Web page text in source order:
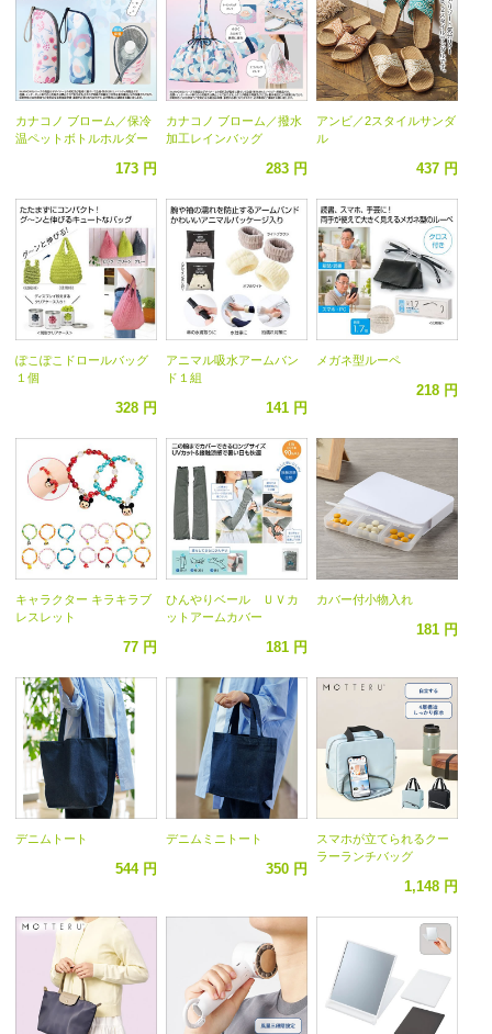
カナコノ ブローム／保冷
温ペットボトルホルダー
173 円
カナコノ ブローム／撥水
加工レインバッグ
283 円
アンビ／2スタイルサンダ
ル
437 円
ぽこぽこドロールバッグ
１個
328 円
アニマル吸水アームバン
ド１組
141 円
メガネ型ルーペ
218 円
キャラクター キラキラブ
レスレット
77 円
ひんやりベール ＵＶカ
ットアームカバー
181 円
カバー付小物入れ
181 円
デニムトート
544 円
デニムミニトート
350 円
スマホが立てられるクー
ラーランチバッグ
1,148 円